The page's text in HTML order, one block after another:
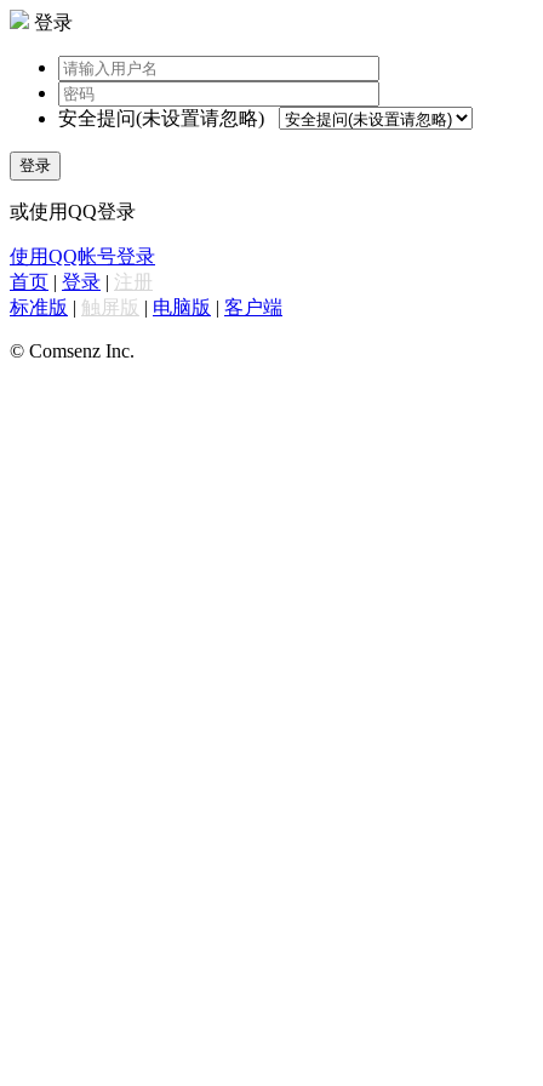
登录
安全提问(未设置请忽略)
登录
或使用QQ登录
使用QQ帐号登录
首页 | 登录 | 注册
标准版 | 触屏版 | 电脑版 | 客户端
© Comsenz Inc.